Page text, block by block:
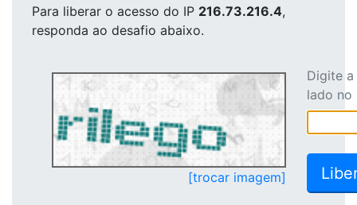
Para liberar o acesso do IP 216.73.216.4,
responda ao desafio abaixo.
[trocar imagem]
Digite
lado no